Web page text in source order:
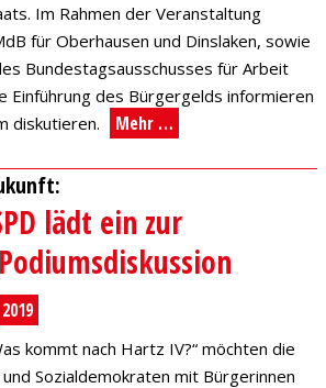
Im Rahmen der Veranstaltung
für Oberhausen und Dinslaken, sowie
Bundestagsausschusses für Arbeit
Einführung des Bürgergelds informieren
diskutieren.
Mehr …
lädt ein zur
2019
kommt nach Hartz IV?“ möchten die
Sozialdemokraten mit Bürgerinnen